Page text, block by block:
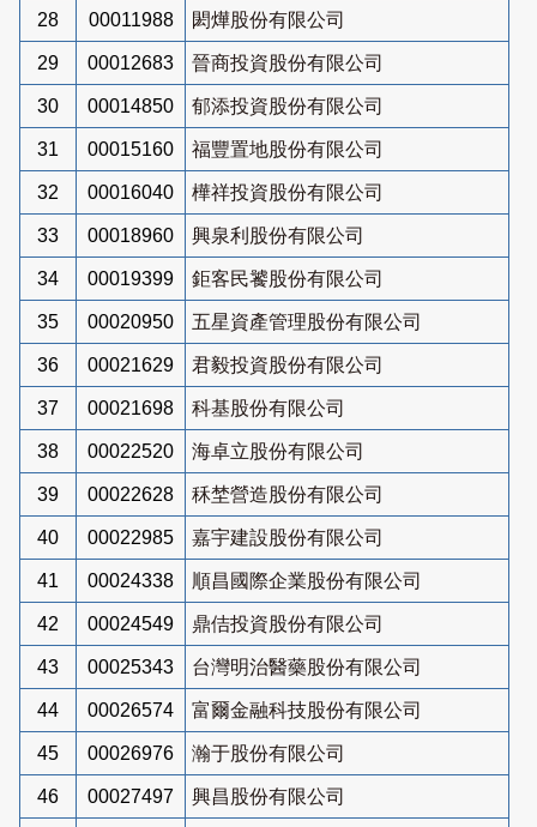
28 00011988 閎燁股份有限公司
29 00012683 晉商投資股份有限公司
30 00014850 郁添投資股份有限公司
31 00015160 福豐置地股份有限公司
32 00016040 樺祥投資股份有限公司
33 00018960 興泉利股份有限公司
34 00019399 鉅客民饕股份有限公司
35 00020950 五星資產管理股份有限公司
36 00021629 君毅投資股份有限公司
37 00021698 科基股份有限公司
38 00022520 海卓立股份有限公司
39 00022628 秝埜營造股份有限公司
40 00022985 嘉宇建設股份有限公司
41 00024338 順昌國際企業股份有限公司
42 00024549 鼎佶投資股份有限公司
43 00025343 台灣明治醫藥股份有限公司
44 00026574 富爾金融科技股份有限公司
45 00026976 瀚于股份有限公司
46 00027497 興昌股份有限公司